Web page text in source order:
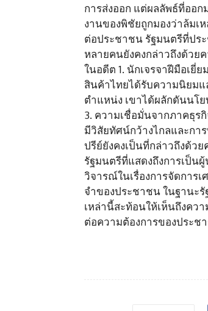
การส่งออก แต่ผลลัพธ์ที่ออก
งานของพิชัยถูกมองว่าล้มเ
ต่อประชาชน รัฐมนตรีที่ปร
หลายคนยังคงกล่าวถึงด้วย
ในอดีต 1. นักเจรจาฝีมือเยี่
สินค้าไทยได้รับความนิยมแ
ตำแหน่ง เขาได้ผลักดันนโย
3. ความเชื่อมั่นจากภาคธุร
มีวิสัยทัศน์กว้างไกลและกา
ปรีย์ยังคงเป็นที่กล่าวถึงด้ว
รัฐมนตรีที่แสดงถึงการเป็น
วิจารณ์ในเรื่องการจัดการ
จำของประชาชน ในฐานะ
เหล่านี้สะท้อนให้เห็นถึงคว
ต่อความต้องการของประช